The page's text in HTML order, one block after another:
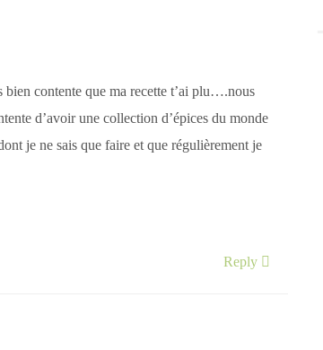
contente que ma recette t’ai plu….nous
d’avoir une collection d’épices du monde
je ne sais que faire et que régulièrement je
Reply